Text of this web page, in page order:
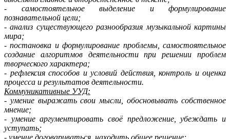
- самостоятельное выделение и формулирование
познавательной цели;
- анализ существующего разнообразия музыкальной картины
мира;
- постановка и формулирование проблемы, самостоятельное
создание алгоритмов деятельности при решении проблем
творческого характера;
- рефлексия способов и условий действия, контроль и оценка
процесса и результатов деятельности.
Коммуникативные УУД:
- умение выражать свои мысли, обосновывать собственное
мнение;
- умение аргументировать своё предложение, убеждать и
уступать;